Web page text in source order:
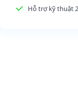
Hỗ trợ kỹ thuật